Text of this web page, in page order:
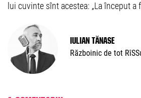
lui cuvinte sînt acestea: „La început a
Iulian Tănase
Războinic de tot